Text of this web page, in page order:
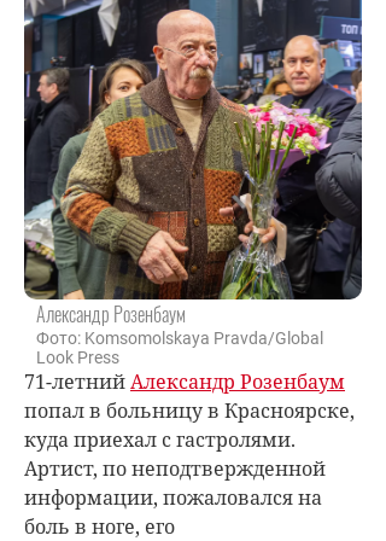
Александр Розенбаум
Фото: Komsomolskaya Pravda/Global
Look Press
71-летнийАлександр Розенбаум
попал в больницу в Красноярске,
куда приехал с гастролями.
Артист, по неподтвержденной
информации, пожаловался на
боль в ноге, его